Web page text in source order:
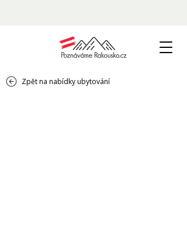
Zpět na nabídky ubytování